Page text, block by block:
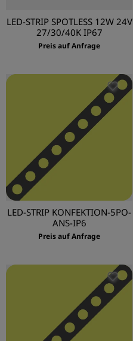
LED-STRIP SPOTLESS 12W 24V
27/30/40K IP67
Preis auf Anfrage
LED-STRIP KONFEKTION-5PO-
ANS-IP6
Preis auf Anfrage